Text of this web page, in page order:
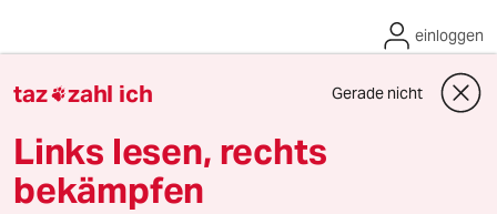
Die Kommentarfunktion unter diesem Artikel ist
Wir öffnen die Kommentarspalte bei ausgewählten
Artikeln für etwa drei Tage –hier sind sie zu finden
einloggen
taz zahl ich Gerade nicht
Links lesen, rechts
bekämpfen